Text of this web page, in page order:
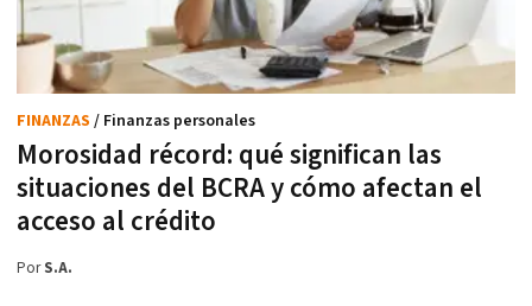
Morosidad récord: qué significan las
situaciones del BCRA y cómo afectan el
acceso al crédito
FINANZAS / Finanzas personales
PorS.A.